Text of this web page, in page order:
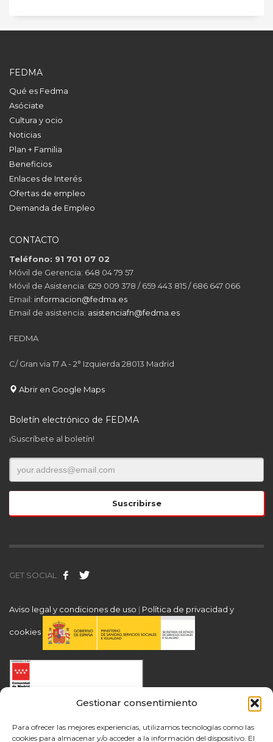
Gestionar consentimiento
Para ofrecer las mejores experiencias, utilizamos tecnologías como las
cookies para almacenar y/o acceder a la información del dispositivo. El
FEDMA
Qué es Fedma
Asóciate
Cultura y ocio
Noticias
Plan + Familia
Beneficios
Enlaces de Interés
Ofertas de empleo
Demanda de Empleo
CONTACTO
Teléfono: 91 701 07 02
Móvil de Gerencia: 648 04 79 57
Móvil de Asistencia: 629 009 378 / 659 443 815 / 686 647 066
Email: informacion@fedma.es
Email de asistencia: asistenciafn@fedma.es
FEDMA
C/ Gran via 17 A - 2° Izquierda 28013 Madrid
Abrir en Google Maps
Boletín electrónico de FEDMA
¡Suscríbete al boletín!
GET SOCIAL
Aviso legal y condiciones de uso | Política de privacidad y
cookies